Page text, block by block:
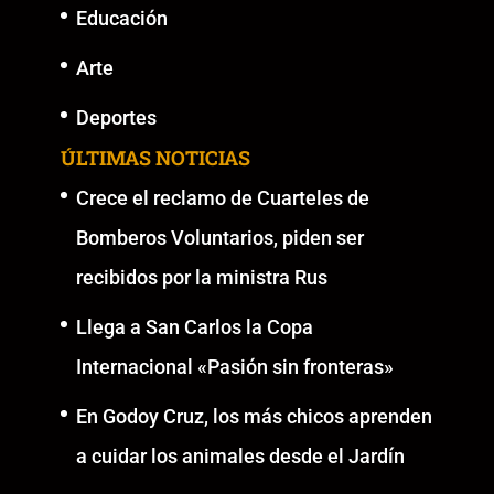
Educación
Arte
Deportes
ÚLTIMAS NOTICIAS
Crece el reclamo de Cuarteles de
Bomberos Voluntarios, piden ser
recibidos por la ministra Rus
Llega a San Carlos la Copa
Internacional «Pasión sin fronteras»
En Godoy Cruz, los más chicos aprenden
a cuidar los animales desde el Jardín